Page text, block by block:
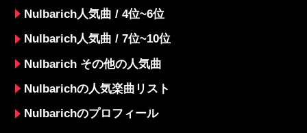
Nulbarich人気曲 / 4位~6位
Nulbarich人気曲 / 7位~10位
Nulbarich その他の人気曲
Nulbarichの人気楽曲リスト
Nulbarichのプロフィール